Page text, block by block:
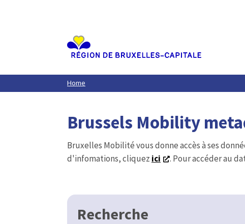
Home
Brussels Mobility
Bruxelles Mobilité vous donne accès à ses
d'infomations, cliquez ici . Pour accéder au
Recherche